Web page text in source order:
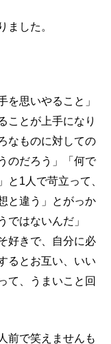
ました。
を思いやること」
ことが上手になり
なものに対しての
のだろう」「何で
と1人で苛立って、
と違う」とがっか
ではないんだ」
好きで、自分に必
るとお互い、いい
て、うまいこと回
前で笑えませんも